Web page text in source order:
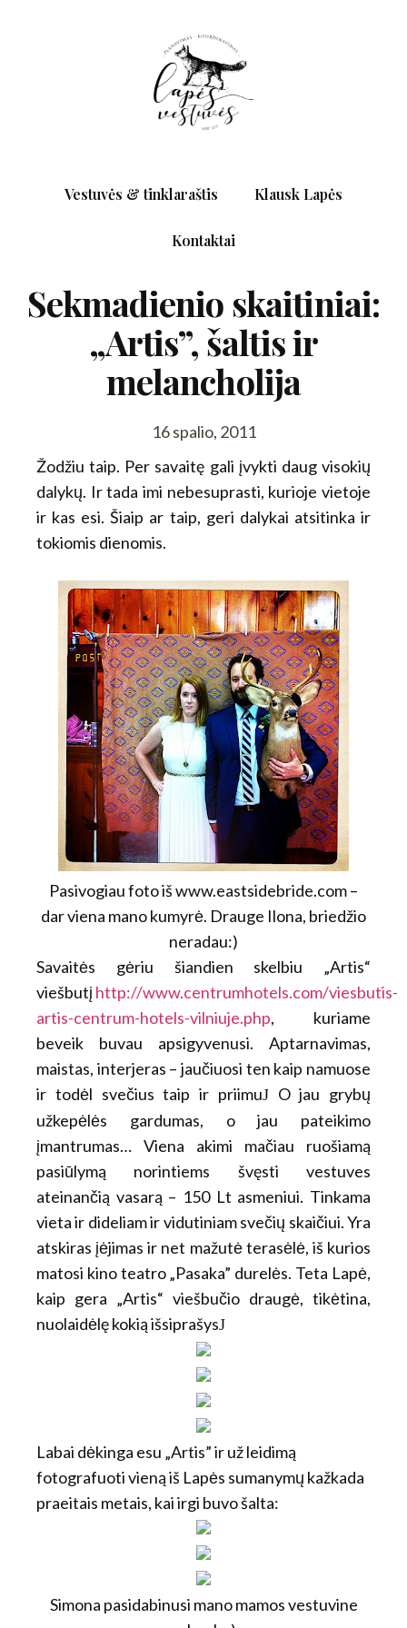
Vestuvės & tinklaraštis Klausk Lapės
Kontaktai
Sekmadienio skaitiniai:
„Artis”, šaltis ir
melancholija
16 spalio, 2011
Žodžiu taip. Per savaitę gali įvykti daug visokių
dalykų. Ir tada imi nebesuprasti, kurioje vietoje
ir kas esi. Šiaip ar taip, geri dalykai atsitinka ir
tokiomis dienomis.
Pasivogiau foto iš www.eastsidebride.com –
dar viena mano kumyrė. Drauge Ilona, briedžio
neradau:)
Savaitės gėriu šiandien skelbiu „Artis“
viešbutį http://www.centrumhotels.com/viesbutis-
artis-centrum-hotels-vilniuje.php, kuriame
beveik buvau apsigyvenusi. Aptarnavimas,
maistas, interjeras – jaučiuosi ten kaip namuose
ir todėl svečius taip ir priimuJO jau grybų
užkepėlės gardumas, o jau pateikimo
įmantrumas… Viena akimi mačiau ruošiamą
pasiūlymą norintiems švęsti vestuves
ateinančią vasarą – 150 Lt asmeniui. Tinkama
vieta ir dideliam ir vidutiniam svečių skaičiui. Yra
atskiras įėjimas ir net mažutė terasėlė, iš kurios
matosi kino teatro „Pasaka” durelės. Teta Lapė,
kaip gera „Artis“ viešbučio draugė, tikėtina,
nuolaidėlę kokią išsiprašysJ
Labai dėkinga esu „Artis” ir už leidimą
fotografuoti vieną iš Lapės sumanymų kažkada
praeitais metais, kai irgi buvo šalta:
Simona pasidabinusi mano mamos vestuvine